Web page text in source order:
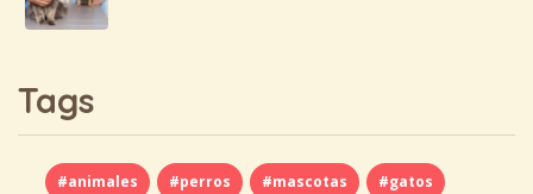
Tags
#animales #perros #mascotas #gatos